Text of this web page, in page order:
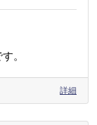
。
詳細